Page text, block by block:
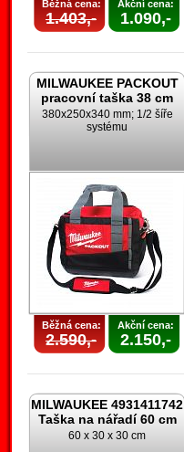
Běžná cena:
1.403,-
Akční cena:
1.090,-
MILWAUKEE PACKOUT
pracovní taška 38 cm
380x250x340 mm; 1/2 šíře
systému
Běžná cena:
2.590,-
Akční cena:
2.150,-
MILWAUKEE 4931411742
Taška na nářadí 60 cm
60 x 30 x 30 cm